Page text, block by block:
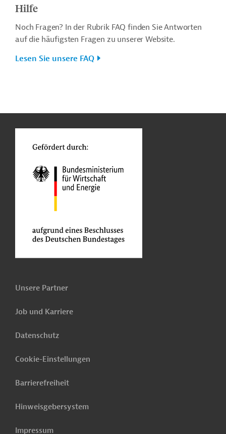
Hilfe
Noch Fragen? In der Rubrik FAQ finden Sie Antworten
auf die häufigsten Fragen zu unserer Website.
Lesen Sie unsere FAQ
Unsere Partner
Job und Karriere
Datenschutz
Cookie-Einstellungen
Barrierefreiheit
Hinweisgebersystem
Impressum